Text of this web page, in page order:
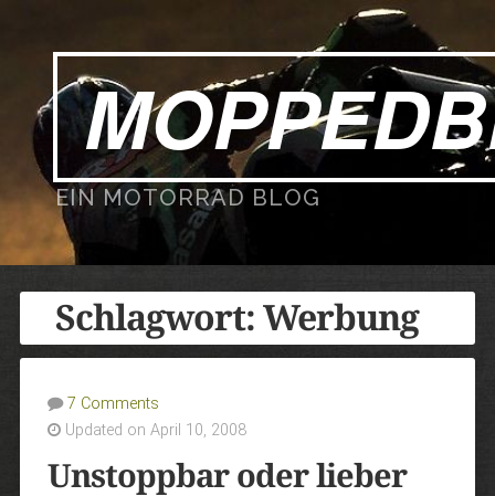
EIN MOTORRAD BLOG
Schlagwort: Werbung
7 Comments
Updated on April 10, 2008
Unstoppbar oder lieber